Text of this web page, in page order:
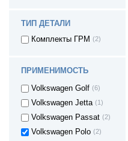
ТИП ДЕТАЛИ
Комплекты ГРМ (2)
ПРИМЕНИМОСТЬ
Volvo S40
Volkswagen Bora (1)
Volkswagen Caddy
Volkswagen Golf (6)
Volkswagen Jetta (1)
Volkswagen Passat (2)
Volkswagen Polo (2)